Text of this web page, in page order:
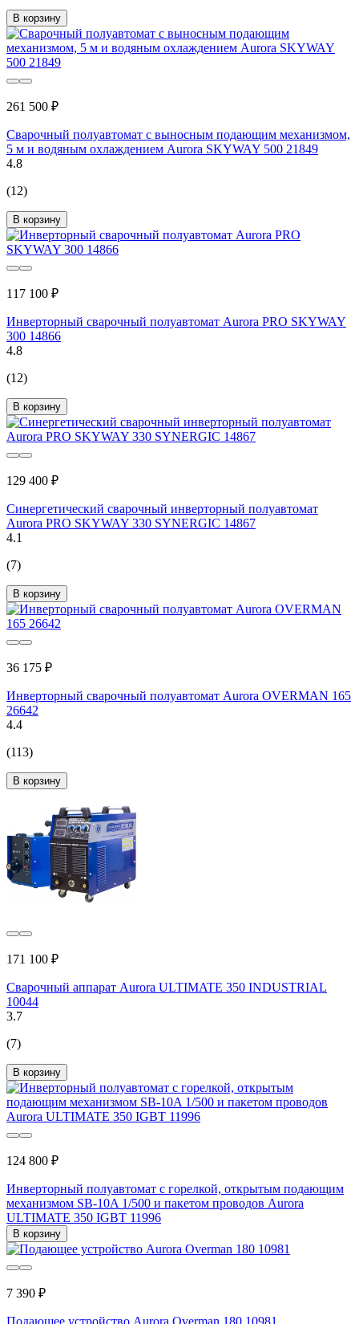
В корзину
261 500 ₽
Сварочный полуавтомат с выносным подающим механизмом,
5 м и водяным охлаждением Aurora SKYWAY 500 21849
4.8
(12)
В корзину
117 100 ₽
Инверторный сварочный полуавтомат Aurora PRO SKYWAY
300 14866
4.8
(12)
В корзину
129 400 ₽
Синергетический сварочный инверторный полуавтомат
Aurora PRO SKYWAY 330 SYNERGIC 14867
4.1
(7)
В корзину
36 175 ₽
Инверторный сварочный полуавтомат Aurora OVERMAN 165
26642
4.4
(113)
В корзину
171 100 ₽
Сварочный аппарат Aurora ULTIMATE 350 INDUSTRIAL
10044
3.7
(7)
В корзину
124 800 ₽
Инверторный полуавтомат с горелкой, открытым подающим
механизмом SB-10A 1/500 и пакетом проводов Aurora
ULTIMATE 350 IGBT 11996
В корзину
7 390 ₽